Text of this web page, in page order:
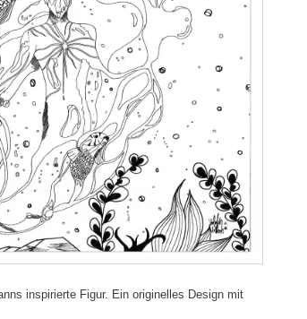
inspirierte Figur. Ein originelles Design mit